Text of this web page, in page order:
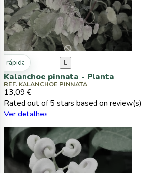
rápida 
Kalanchoe pinnata - Planta
REF. KALANCHOE PINNATA
13,09 €
Rated out of 5 stars based on review(s)
Ver detalhes